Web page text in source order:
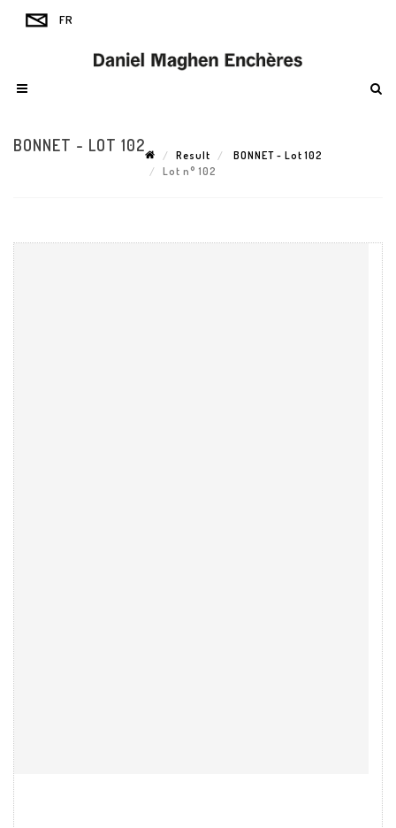
BONNET - LOT 102
Result
BONNET - Lot 102
Lot n° 102